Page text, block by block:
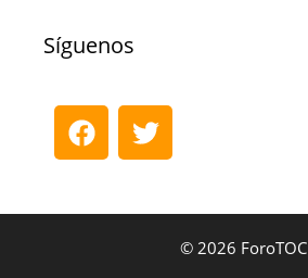
Síguenos
© 2026 ForoTOC